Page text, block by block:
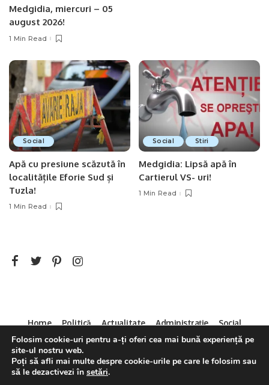
Medgidia, miercuri – 05
august 2026!
1 Min Read
Social
Apă cu presiune scăzută în
localitățile Eforie Sud și
Tuzla!
1 Min Read
Social Stiri
Medgidia: Lipsă apă în
Cartierul VS- uri!
1 Min Read
Home Politică Actualitate Administrație
Social
Sport
Mica Publicitate Servicii
Contact
Folosim cookie-uri pentru a-ți oferi cea mai bună experiență pe
site-ul nostru web.
Poți să afli mai multe despre cookie-urile pe care le folosim sau
să le dezactivezi în setări.